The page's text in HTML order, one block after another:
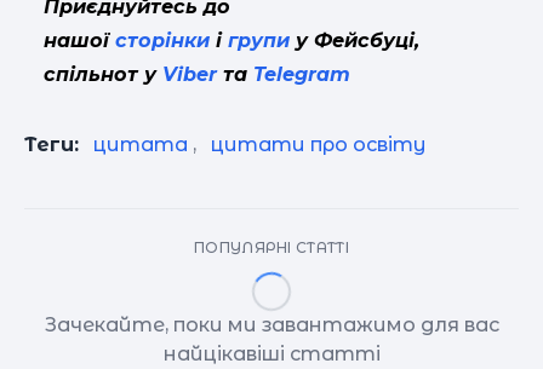
Приєднуйтесь до
нашої сторінки і групи у Фейсбуці,
спільнот у Viberта Telegram
Теги: цитата , цитати про освіту
ПОПУЛЯРНІ СТАТТІ
Зачекайте, поки ми завантажимо для вас
найцікавіші статті